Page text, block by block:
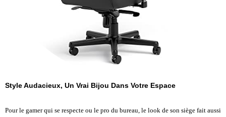
Style Audacieux, Un Vrai Bijou Dans Votre Espace
Pour le gamer qui se respecte ou le pro du bureau, le look de son siège fait aussi